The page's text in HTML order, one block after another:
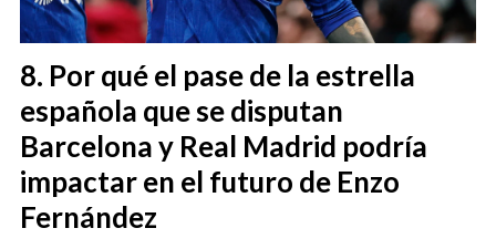
Por qué el pase de la estrella
española que se disputan
Barcelona y Real Madrid podría
impactar en el futuro de Enzo
Fernández